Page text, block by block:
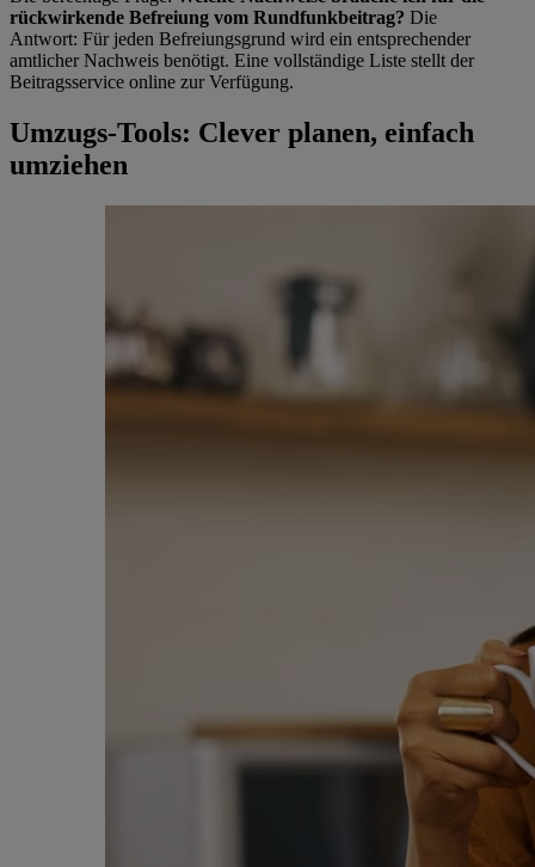
rückwirkende Befreiung vom Rundfunkbeitrag? Die
Antwort: Für jeden Befreiungsgrund wird ein entsprechender
amtlicher Nachweis benötigt. Eine vollständige Liste stellt der
Beitragsservice online zur Verfügung.
Umzugs-Tools: Clever planen, einfach
umziehen